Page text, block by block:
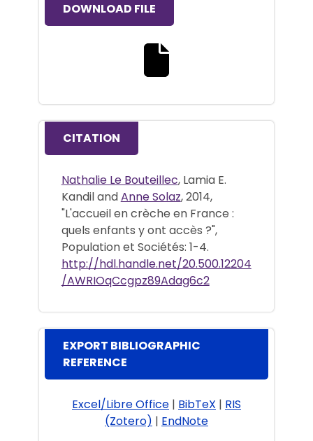
DOWNLOAD FILE
CITATION
Nathalie Le Bouteillec, Lamia E.
Kandil andAnne Solaz, 2014,
"L'accueil en crèche en France :
quels enfants y ont accès ?",
Population et Sociétés: 1-4.
http://hdl.handle.net/20.500.12204
/AWRIOqCcgpz89Adag6c2
EXPORT BIBLIOGRAPHIC
REFERENCE
Excel/Libre Office | BibTeX | RIS
(Zotero) | EndNote